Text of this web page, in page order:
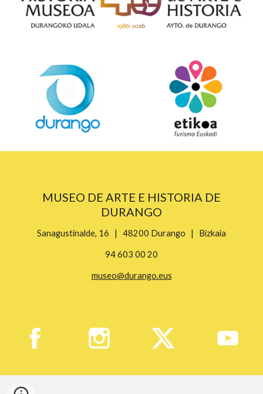
MUSEO DE ARTE E HISTORIA DE
DURANGO
Sanagustinalde, 16 | 48200 Durango | Bizkaia
94 603 00 20
museo@durango.eus